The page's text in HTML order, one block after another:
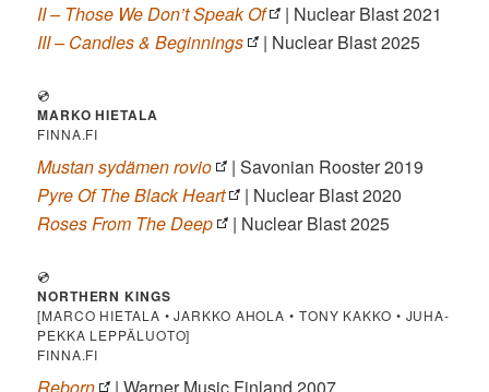
II – Those We Don’t Speak Of
| Nuclear Blast 2021
III – Candles & Beginnings
| Nuclear Blast 2025
💿
MARKO HIETALA
FINNA.FI
Mustan sydämen rovio
| Savonian Rooster 2019
Pyre Of The Black Heart
| Nuclear Blast 2020
Roses From The Deep
| Nuclear Blast 2025
💿
NORTHERN KINGS
[MARCO HIETALA • JARKKO AHOLA • TONY KAKKO • JUHA-
PEKKA LEPPÄLUOTO]
FINNA.FI